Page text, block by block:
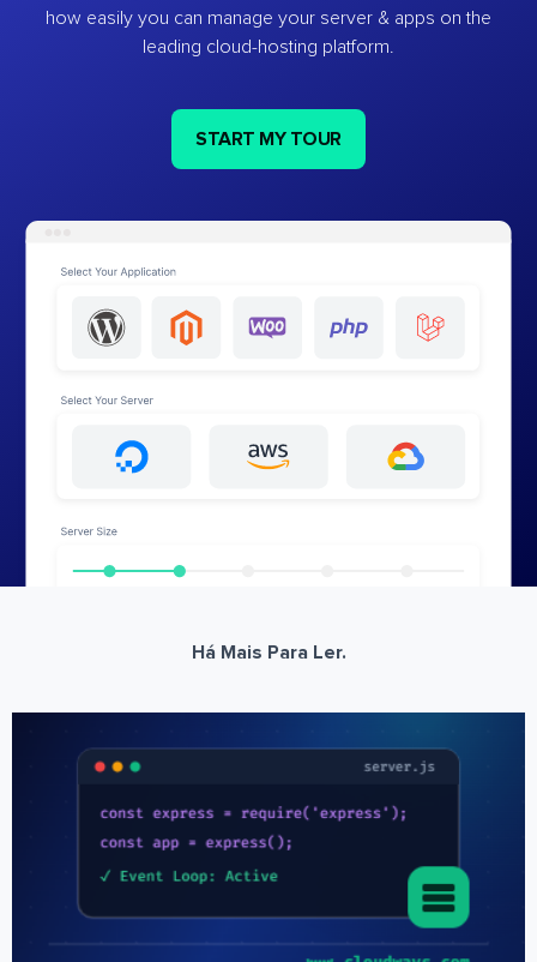
how easily you can manage your server & apps on the
leading cloud-hosting platform.
START MY TOUR
Há Mais Para Ler.